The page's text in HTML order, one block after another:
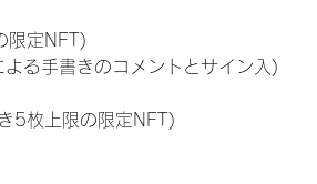
限定NFT)
る手書きのコメントとサイン入)
5枚上限の限定NFT)